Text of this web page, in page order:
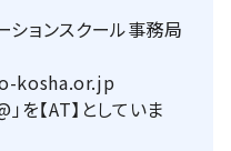
ョンスクール事務局
kosha.or.jp
を【AT】としていま